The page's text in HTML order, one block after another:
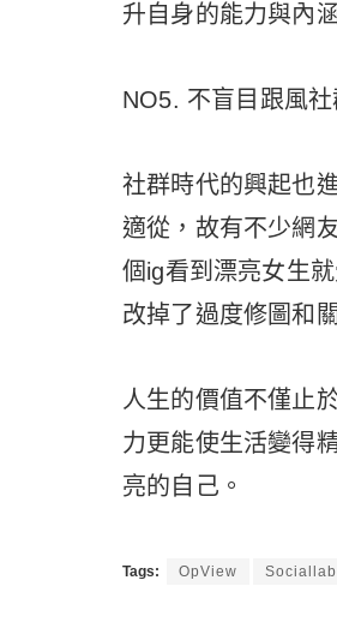
升自身的能力與內
NO5. 不盲目跟風
社群時代的興起也
適從，故有不少網
個ig看到漂亮女生
改掉了過度修圖和
人生的價值不僅止
力更能使生活變得
亮的自己。
Tags: OpView Sociallab